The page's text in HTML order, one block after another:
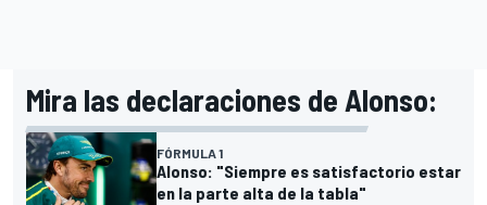
Mira las declaraciones de Alonso:
FÓRMULA 1
Alonso: "Siempre es satisfactorio estar
en la parte alta de la tabla"